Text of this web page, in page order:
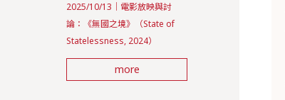
2025/10/13｜電影放映與討
論：《無國之境》（State of
Statelessness, 2024）
more